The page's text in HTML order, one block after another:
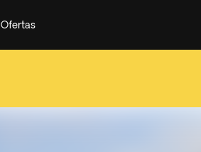
Ofertas